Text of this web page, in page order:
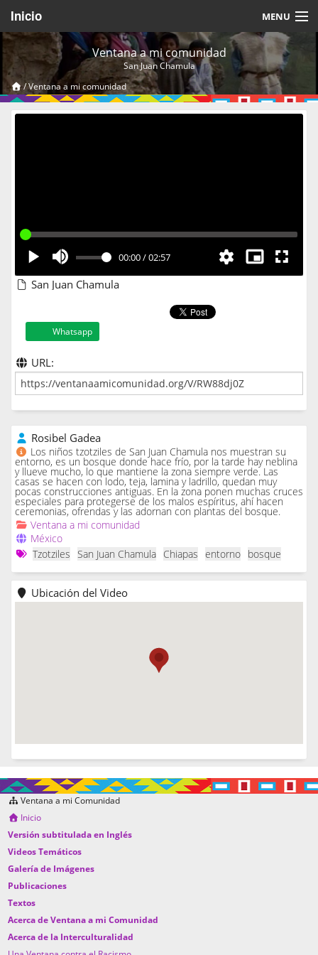
Inicio MENU
Acerca de
Videos Temáticos
Cerrar Sesión
Ventana a mi comunidad
San Juan Chamula
/Ventana a mi comunidad
00:00/02:57
San Juan Chamula
Whatsapp
URL:
Rosibel Gadea
Los niños tzotziles de San Juan Chamula nos muestran su
entorno, es un bosque donde hace frío, por la tarde hay neblina
y llueve mucho, lo que mantiene la zona siempre verde. Las
casas se hacen con lodo, teja, lamina y ladrillo, quedan muy
pocas construcciones antiguas. En la zona ponen muchas cruces
especiales para protegerse de los malos espíritus, ahí hacen
ceremonias, ofrendas y las adornan con plantas del bosque.
Ventana a mi comunidad
México
Tzotziles
San Juan Chamula Chiapas entorno bosque
Ubicación del Video
Ventana a mi Comunidad
Inicio
Versión subtitulada en Inglés
Videos Temáticos
Galería de Imágenes
Publicaciones
Textos
Acerca de Ventana a mi Comunidad
Acerca de la Interculturalidad